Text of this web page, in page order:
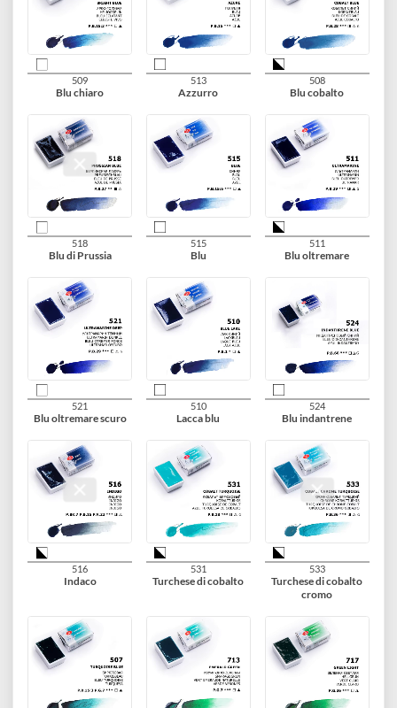
Violetto oltremare Violetto
628
Violetto diossazina
503
Blu ceruleo
519
Blu azzurro
532
Azzurro di cobalto
Blu chiaro
513
Azzurro
508
Blu cobalto
518
Blu di Prussia
515
Blu
511
Blu oltremare